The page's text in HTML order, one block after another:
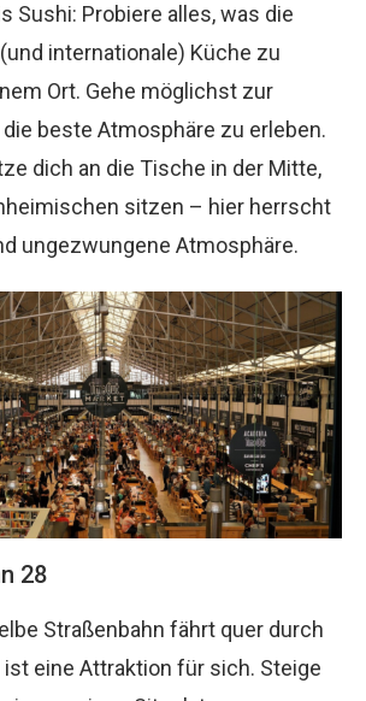
Sushi: Probiere alles, was die
internationale) Küche zu
Ort. Gehe möglichst zur
beste Atmosphäre zu erleben.
dich an die Tische in der Mitte,
sitzen – hier herrscht
ungezwungene Atmosphäre.
28
Straßenbahn fährt quer durch
eine Attraktion für sich. Steige